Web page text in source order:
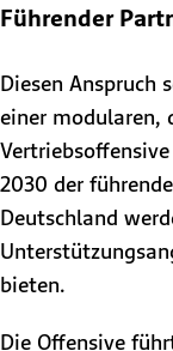
Führender
Diesen Anspruch
einer modularen,
2030 der
Deutschland
bieten.
Die Offensive